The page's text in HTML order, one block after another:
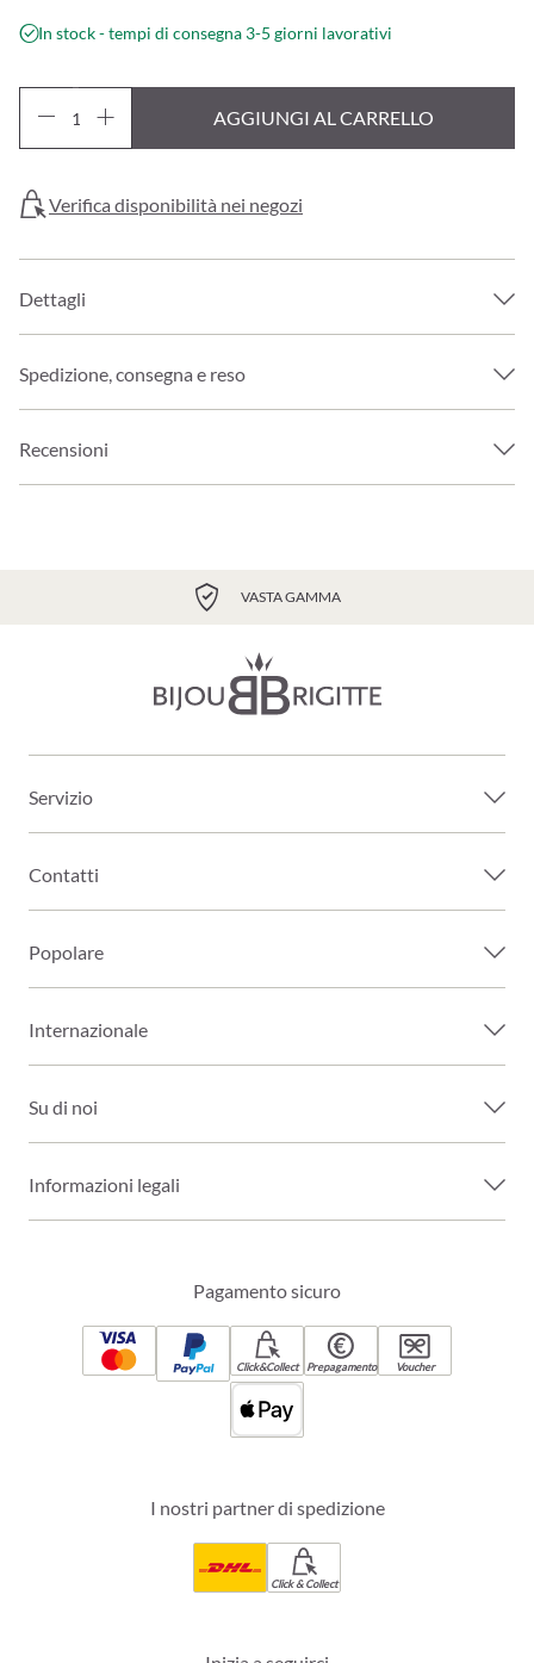
In stock - tempi di consegna 3-5 giorni lavorativi
AGGIUNGI AL CARRELLO
Verifica disponibilità nei negozi
Dettagli
Spedizione, consegna e reso
Recensioni
VASTA GAMMA
Servizio
Contatti
Popolare
Internazionale
Su di noi
Informazioni legali
Pagamento sicuro
Click&Collect Prepagamento Voucher
I nostri partner di spedizione
Click & Collect